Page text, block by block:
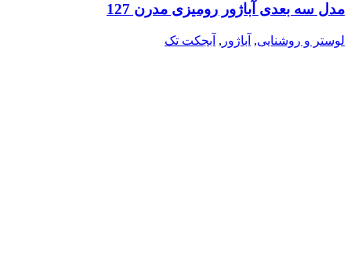
مدل سه بعدی آباژور رومیزی مدرن 127
لوستر و روشنایی, آباژور , آبجکت تک